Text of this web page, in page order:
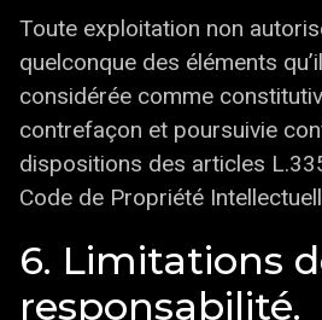
Toute exploitation non
quelconque des éléments
considérée comme
contrefaçon et poursuivie
dispositions des articles
Code de Propriété
6. Limitations
responsabilité.